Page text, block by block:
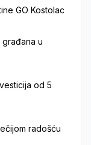
GO Kostolac
u
od 5
radošću